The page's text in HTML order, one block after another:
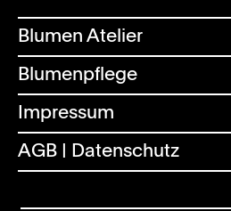
Blumen Atelier
Blumenpflege
Impressum
AGB | Datenschutz